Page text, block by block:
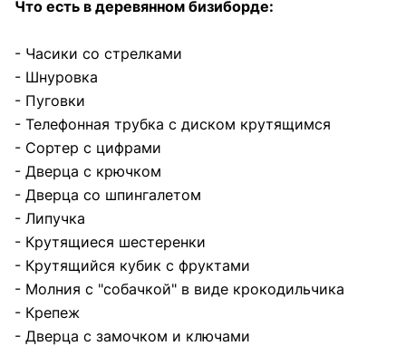
Что есть в деревянном бизиборде:
- Часики со стрелками
- Шнуровка
- Пуговки
- Телефонная трубка с диском крутящимся
- Сортер с цифрами
- Дверца с крючком
- Дверца со шпингалетом
- Липучка
- Крутящиеся шестеренки
- Крутящийся кубик с фруктами
- Молния с "собачкой" в виде крокодильчика
- Крепеж
- Дверца с замочком и ключами